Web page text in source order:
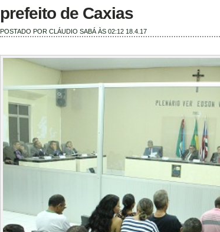
prefeito de Caxias
POSTADO POR CLÁUDIO SABÁ ÀS 02:12 18.4.17